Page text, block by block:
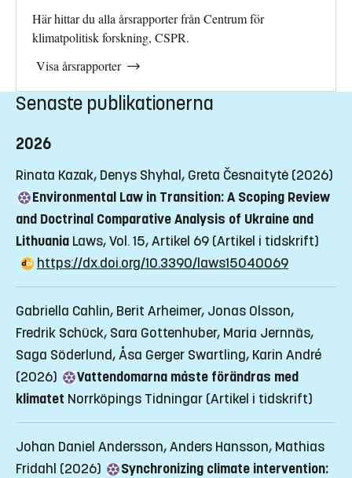
Här hittar du alla årsrapporter från Centrum för
klimatpolitisk forskning, CSPR.
Visa årsrapporter
Senaste publikationerna
2026
Rinata Kazak, Denys Shyhal, Greta Česnaitytė (2026)
Environmental Law in Transition: A Scoping Review
and Doctrinal Comparative Analysis of Ukraine and
Lithuania Laws, Vol. 15, Artikel 69 (Artikel i tidskrift)
https://dx.doi.org/10.3390/laws15040069
Gabriella Cahlin, Berit Arheimer, Jonas Olsson,
Fredrik Schück, Sara Gottenhuber, Maria Jernnäs,
Saga Söderlund, Åsa Gerger Swartling, Karin André
(2026)
Vattendomarna måste förändras med
klimatet Norrköpings Tidningar (Artikel i tidskrift)
Johan Daniel Andersson, Anders Hansson, Mathias
Fridahl (2026)
Synchronizing climate intervention: